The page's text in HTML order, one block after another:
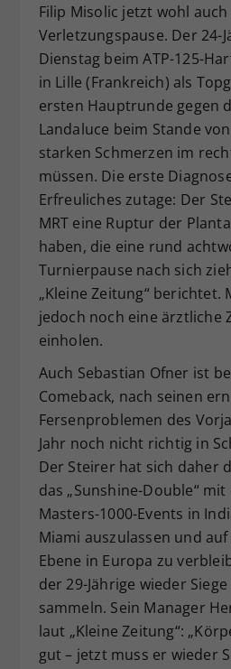
Filip Misolic jetzt wohl
Verletzungspause. Der 24-
Dienstag beim ATP-125-
in Lille (Frankreich) als
ersten Hauptrunde gegen
Landaluce beim Stande
starken Schmerzen im
müssen. Die erste
Erfreuliches zutage: Der
MRT eine Ruptur der
haben, die eine rund
Turnierpause nach sich
„Kleine Zeitung“ berichtet.
jedoch noch eine ärztliche
einholen.
Auch Sebastian Ofner ist
Comeback, nach seinen
Fersenproblemen des
Jahr noch nicht richtig in
Der Steirer hat sich daher
das „Sunshine-Double“ mit
Masters-1000-Events in
Miami auszulassen und auf
Ebene in Europa zu
der 29-Jährige wieder
sammeln. Sein Manager
laut „Kleine Zeitung“:
gut – jetzt muss er wieder
Zweck
Dieser Wert
Einstellungen.
zufällig
historische
vorgenommen
Webseiten-